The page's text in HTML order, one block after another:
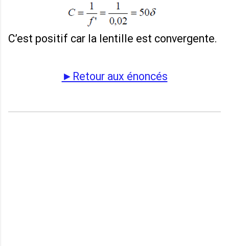
C’est positif car la lentille est convergente.
►Retour aux énoncés